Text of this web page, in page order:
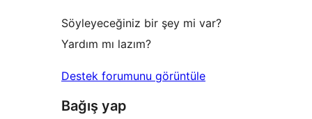
Söyleyeceğiniz bir şey mi var?
Yardım mı lazım?
Destek forumunu görüntüle
Bağış yap